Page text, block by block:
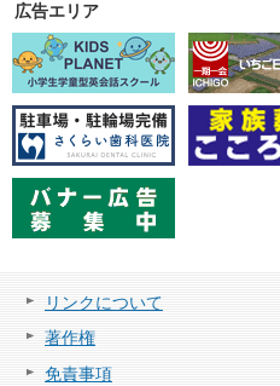
広告エリア
リンクについて
著作権
免責事項